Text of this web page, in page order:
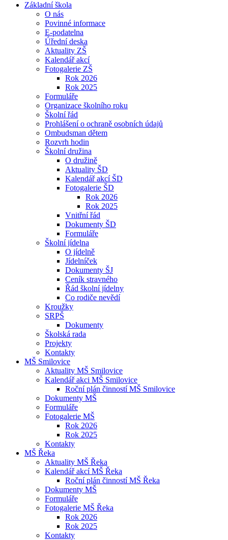
Základní škola
O nás
Povinné informace
E-podatelna
Úřední deska
Aktuality ZŠ
Kalendář akcí
Fotogalerie ZŠ
Rok 2026
Rok 2025
Formuláře
Organizace školního roku
Školní řád
Prohlášení o ochraně osobních údajů
Ombudsman dětem
Rozvrh hodin
Školní družina
O družině
Aktuality ŠD
Kalendář akcí ŠD
Fotogalerie ŠD
Rok 2026
Rok 2025
Vnitřní řád
Dokumenty ŠD
Formuláře
Školní jídelna
O jídelně
Jídelníček
Dokumenty ŠJ
Ceník stravného
Řád školní jídelny
Co rodiče nevědí
Kroužky
SRPŠ
Dokumenty
Školská rada
Projekty
Kontakty
MŠ Smilovice
Aktuality MŠ Smilovice
Kalendář akci MŠ Smilovice
Roční plán činností MŠ Smilovice
Dokumenty MŠ
Formuláře
Fotogalerie MŠ
Rok 2026
Rok 2025
Kontakty
MŠ Řeka
Aktuality MŠ Řeka
Kalendář akcí MŠ Řeka
Roční plán činností MŠ Řeka
Dokumenty MŠ
Formuláře
Fotogalerie MŠ Řeka
Rok 2026
Rok 2025
Kontakty